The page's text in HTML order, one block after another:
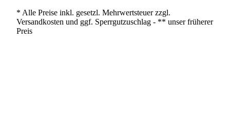
* Alle Preise inkl. gesetzl. Mehrwertsteuer zzgl.
Versandkosten und ggf. Sperrgutzuschlag - ** unser früherer
Preis